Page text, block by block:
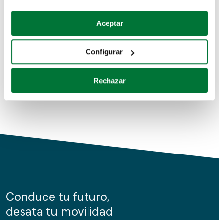
Si lo permite, también quisiéramos:
Recopilar información sobre su ubicación geográfica
Identificar su dispositivo analizándolo activamente
para buscar características específicas (huellas
Obtenga más información sobre cómo se procesan sus
de cookies.
información sobre el uso que haga del sitio web con
nuestros partners de redes sociales, publicidad y análisis
Aceptar
Configurar
Rechazar
Coches de segunda mano
Coches de km0
Conduce tu futuro,
desata tu movilidad